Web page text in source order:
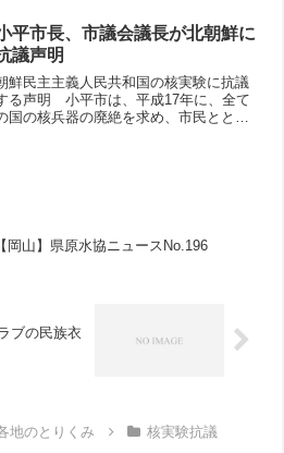
抗議し、核兵器のない世界のための誠
な努力を要求する...
平市長、市議会議長が北朝鮮に
議声明
鮮民主主義人民共和国の核実験に抗議
る声明 小平市は、平成17年に、全て
国の核兵器の廃絶を求め、市民ととも
【岡山】県原水協ニュースNo.196
ブの民族衣
のとりくみ 核実験抗議